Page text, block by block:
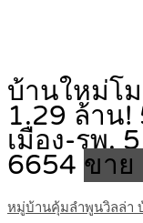
บ้านใหม่โ
1.29 ล้าน!
เมือง-รพ.
6654 ขาย
หมู่บ้านคุ้มลำพูนวิลล่า